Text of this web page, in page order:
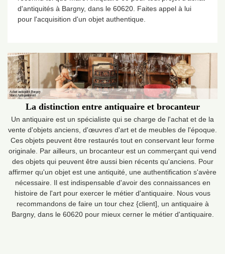
d'antiquités à Bargny, dans le 60620. Faites appel à lui
pour l'acquisition d'un objet authentique.
La distinction entre antiquaire et brocanteur
Un antiquaire est un spécialiste qui se charge de l'achat et de la
vente d'objets anciens, d'œuvres d'art et de meubles de l'époque.
Ces objets peuvent être restaurés tout en conservant leur forme
originale. Par ailleurs, un brocanteur est un commerçant qui vend
des objets qui peuvent être aussi bien récents qu'anciens. Pour
affirmer qu'un objet est une antiquité, une authentification s'avère
nécessaire. Il est indispensable d'avoir des connaissances en
histoire de l'art pour exercer le métier d'antiquaire. Nous vous
recommandons de faire un tour chez {client], un antiquaire à
Bargny, dans le 60620 pour mieux cerner le métier d'antiquaire.